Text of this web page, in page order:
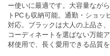
ー使いに最適です。大容量なが
トPCも収納可能。通勤・ショッ
対応。ブラックは大人の上品さ
コーディネートを選ばない万能
材使用で、長く愛用できる品質を